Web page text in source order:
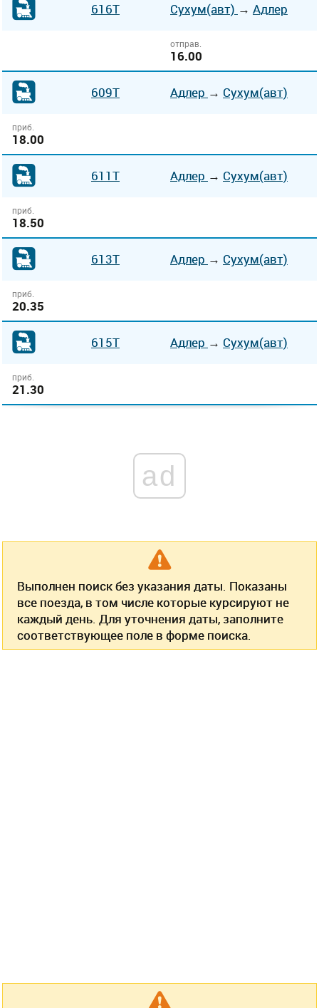
616Т Сухум(авт) → Адлер
отправ.
16.00
609Т Адлер → Сухум(авт)
приб.
18.00
611Т Адлер → Сухум(авт)
приб.
18.50
613Т Адлер → Сухум(авт)
приб.
20.35
615Т Адлер → Сухум(авт)
приб.
21.30
ad
Выполнен поиск без указания даты. Показаны
все поезда, в том числе которые курсируют не
каждый день. Для уточнения даты, заполните
соответствующее поле в форме поиска.